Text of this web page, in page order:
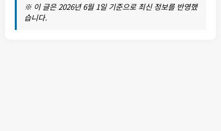
※ 이 글은 2026년 6월 1일 기준으로 최신 정보를 반영했
습니다.